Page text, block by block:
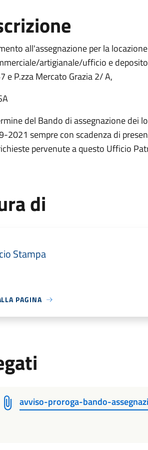
all'assegnazione per la
artigianale/ufficio e
e P.zza Mercato Grazia 2/ A,
del Bando di assegnazione
2021 sempre con scadenza di
pervenute a questo Ufficio
di
Stampa
PAGINA
avviso-proroga-bando-